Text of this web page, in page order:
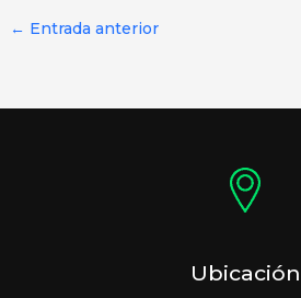
← Entrada anterior
Ubicación